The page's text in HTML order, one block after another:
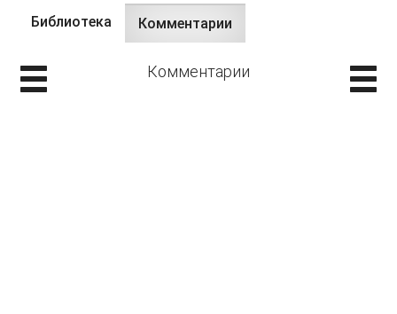
Главные вкладки
Библиотека Комментарии
вкладка)
Комментарии